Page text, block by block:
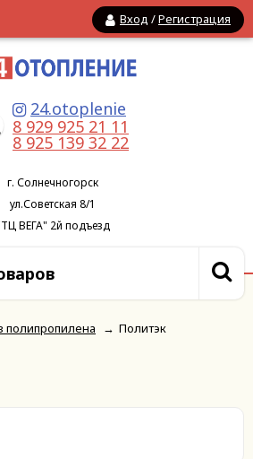
Вход /Регистрация
24.otoplenie
8 929 925 21 11
8 925 139 32 22
г. Солнечногорск
ул.Советская 8/1
ВЕГА" 2й подъезд
полипропилена → Политэк